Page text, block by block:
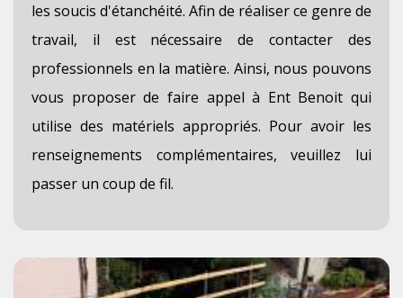
les soucis d'étanchéité. Afin de réaliser ce genre de
travail, il est nécessaire de contacter des
professionnels en la matière. Ainsi, nous pouvons
vous proposer de faire appel à Ent Benoit qui
utilise des matériels appropriés. Pour avoir les
renseignements complémentaires, veuillez lui
passer un coup de fil.